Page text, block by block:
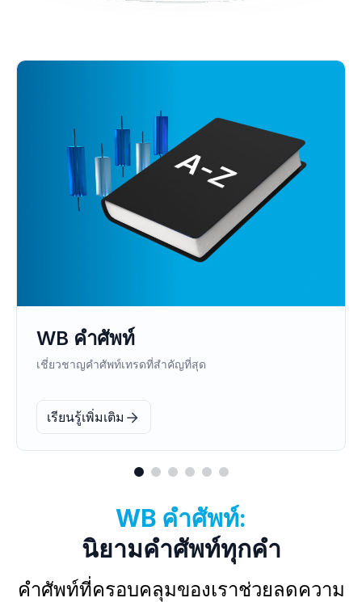
WB eBooks
รับความรู้การเทรดเชิงลึกและเรียนรู้ตามจังหวะของคุณเอง
เรียนรู้เพิ่มเติม
WB คำศัพท์:
นิยามคำศัพท์ทุกคำ
คำศัพท์ที่ครอบคลุมของเราช่วยลดความ